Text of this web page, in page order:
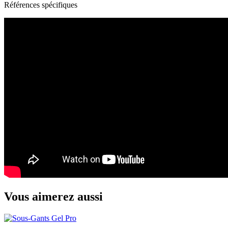
Références spécifiques
Vous aimerez aussi